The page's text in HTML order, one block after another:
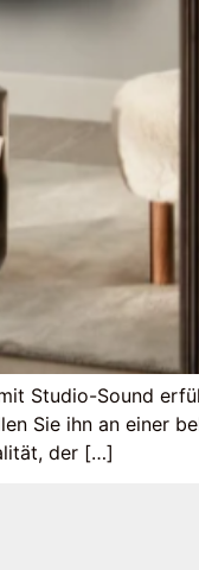
Studio-Sound
Sie ihn an einer
der […]